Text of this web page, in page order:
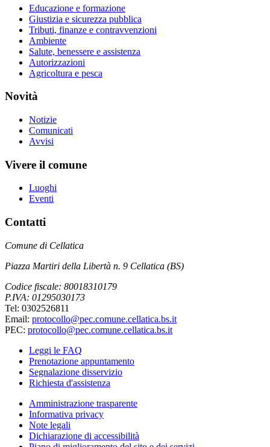
Educazione e formazione
Giustizia e sicurezza pubblica
Tributi, finanze e contravvenzioni
Ambiente
Salute, benessere e assistenza
Autorizzazioni
Agricoltura e pesca
Novità
Notizie
Comunicati
Avvisi
Vivere il comune
Luoghi
Eventi
Contatti
Comune di Cellatica
Piazza Martiri della Libertà n. 9 Cellatica (BS)
Codice fiscale: 80018310179
P.IVA: 01295030173
Tel: 0302526811
Email: protocollo@pec.comune.cellatica.bs.it
PEC: protocollo@pec.comune.cellatica.bs.it
Leggi le FAQ
Prenotazione appuntamento
Segnalazione disservizio
Richiesta d'assistenza
Amministrazione trasparente
Informativa privacy
Note legali
Dichiarazione di accessibilità